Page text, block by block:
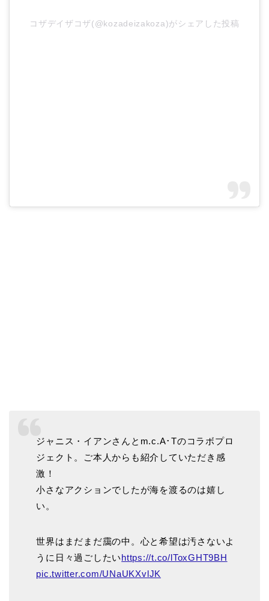
コザデイザコザ(@kozadeizakoza)がシェアした投稿
ジャニス・イアンさんとm.c.A･Tのコラボプロ
ジェクト。ご本人からも紹介していただき感
激！
小さなアクションでしたが海を渡るのは嬉し
い。
世界はまだまだ靄の中。心と希望は汚さないよ
うに日々過ごしたいhttps://t.co/lToxGHT9BH
pic.twitter.com/UNaUKXvlJK